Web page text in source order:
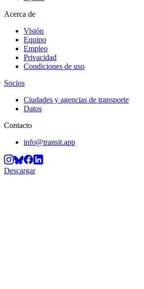
Acerca de
Visión
Equipo
Empleo
Privacidad
Condiciones de uso
Socios
Ciudades y agencias de transporte
Datos
Contacto
info@transit.app
Descargar